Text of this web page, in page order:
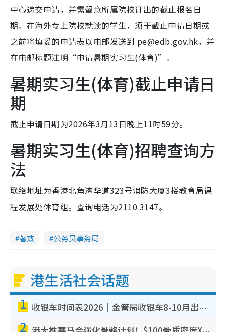
中心递交申请，并需留意所属院校订出的截止报名日
期。在海外专上院校就读的学生，须于截止申请日期或
之前将填妥的申请表以电邮发送到 pe@edb.gov.hk，并
在电邮标题注明“申请暑期实习生(体育)”。
暑期实习生(体育)截止申请日
期
截止申请日期为2026年3月13日晚上11时59分。
暑期实习生(体育)招聘查询方
法
联络地址为香港北角渣华道323号消防大厦3楼教育局课
程发展处体育组。查询电话为2110 3147。
著数 公务员事务局
港生活社会话题
1 收银车时间表2026｜金管局收银车8-10月出没地点+时间！无需手续费！硬币免费转现钞或增值至八达通
2